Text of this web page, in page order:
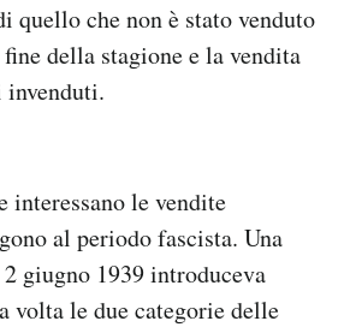
quello che non è stato venduto
della stagione e la vendita
invenduti.
interessano le vendite
al periodo fascista. Una
giugno 1939 introduceva
volta le due categorie delle